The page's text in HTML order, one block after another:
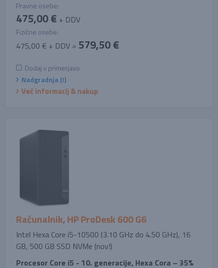
Pravne osebe:
475,00 € + DDV
Fizične osebe:
475,00 € + DDV = 579,50 €
Dodaj v primerjavo
Nadgradnja (!)
Več informacij & nakup
Računalnik, HP ProDesk 600 G6
Intel Hexa Core i5-10500 (3.10 GHz do 4.50 GHz), 16
GB, 500 GB SSD NVMe (nov!)
Procesor Core i5 - 10. generacije, Hexa Cora – 35%